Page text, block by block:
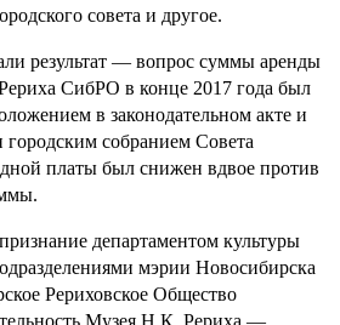
совета и другое.
результат — вопрос суммы аренды
СибРО в конце 2017 года был
в законодательном акте и
городским собранием Совета
платы был снижен вдвое против
департаментом культуры
мэрии Новосибирска
Рериховское Общество
Музея Н.К. Рериха —